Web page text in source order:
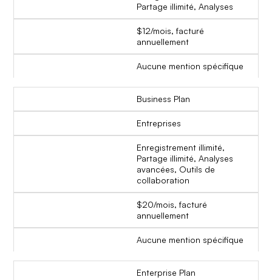
Partage illimité, Analyses
$12/mois, facturé
annuellement
Aucune mention spécifique
Business Plan
Entreprises
Enregistrement illimité,
Partage illimité, Analyses
avancées, Outils de
collaboration
$20/mois, facturé
annuellement
Aucune mention spécifique
Enterprise Plan